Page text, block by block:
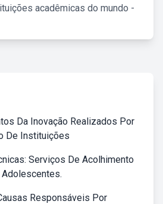
acadêmicas do mundo -
Da Inovação Realizados Por
De Instituições
Serviços De Acolhimento
Adolescentes.
Responsáveis Por